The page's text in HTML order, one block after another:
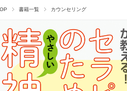
書籍一覧 カウンセリング